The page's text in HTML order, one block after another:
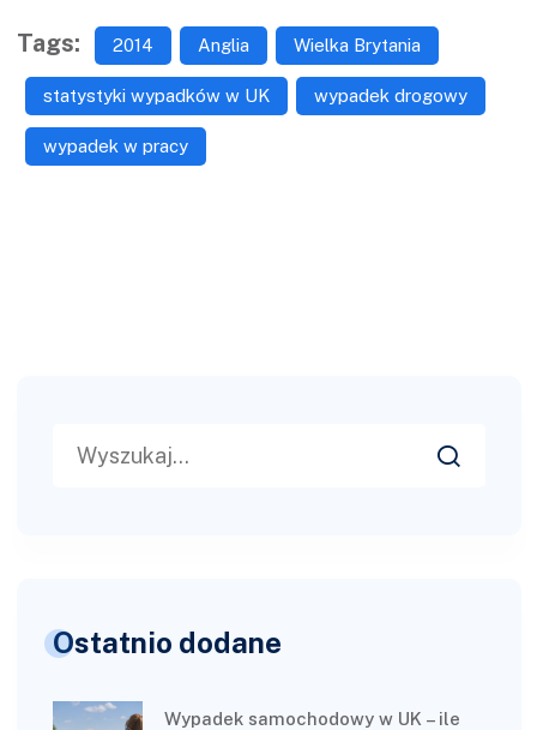
Tags: 2014 Anglia Wielka Brytania
statystyki wypadków w UK wypadek drogowy
wypadek w pracy
Ostatnio dodane
Wypadek samochodowy w UK – ile